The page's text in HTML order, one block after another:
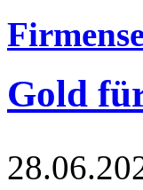
Gold